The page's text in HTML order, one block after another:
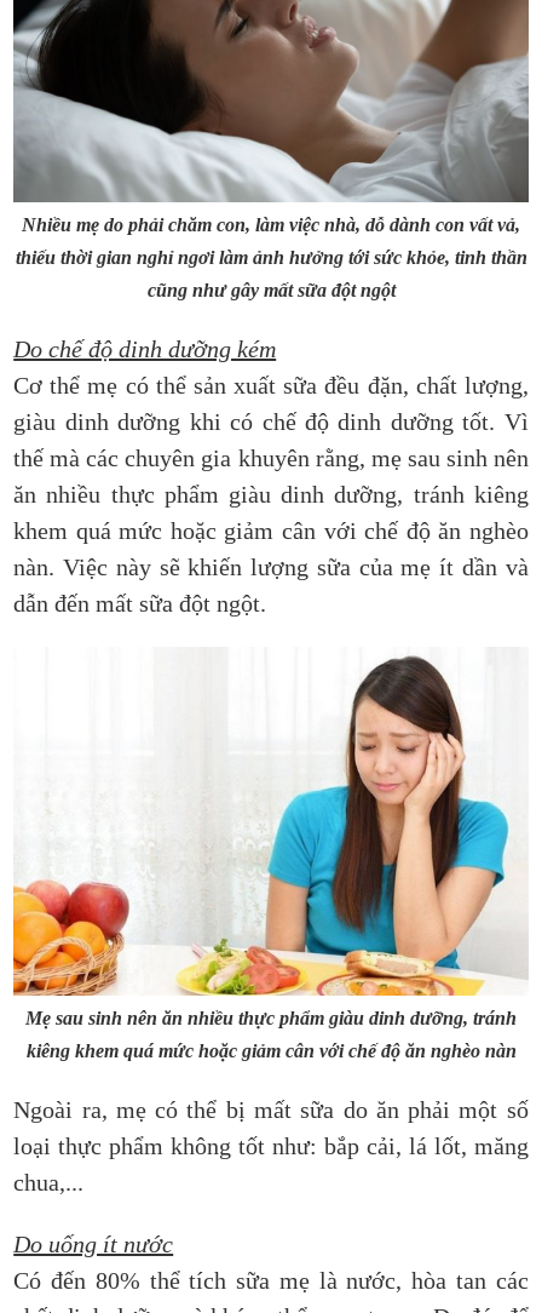
Nhiều mẹ do phải chăm con, làm việc nhà, dỗ dành con vất vả,
thiếu thời gian nghỉ ngơi làm ảnh hưởng tới sức khỏe, tinh thần
cũng như gây mất sữa đột ngột
Do chế độ dinh dưỡng kém
Cơ thể mẹ có thể sản xuất sữa đều đặn, chất lượng,
giàu dinh dưỡng khi có chế độ dinh dưỡng tốt. Vì
thế mà các chuyên gia khuyên rằng, mẹ sau sinh nên
ăn nhiều thực phẩm giàu dinh dưỡng, tránh kiêng
khem quá mức hoặc giảm cân với chế độ ăn nghèo
nàn. Việc này sẽ khiến lượng sữa của mẹ ít dần và
dẫn đến mất sữa đột ngột.
Mẹ sau sinh nên ăn nhiều thực phẩm giàu dinh dưỡng, tránh
kiêng khem quá mức hoặc giảm cân với chế độ ăn nghèo nàn
Ngoài ra, mẹ có thể bị mất sữa do ăn phải một số
loại thực phẩm không tốt như: bắp cải, lá lốt, măng
chua,...
Do uống ít nước
Có đến 80% thể tích sữa mẹ là nước, hòa tan các